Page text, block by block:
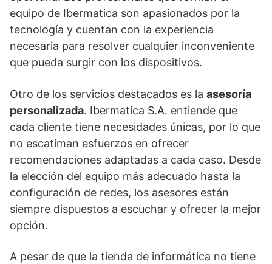
equipo de Ibermatica son apasionados por la
tecnología y cuentan con la experiencia
necesaria para resolver cualquier inconveniente
que pueda surgir con los dispositivos.
Otro de los servicios destacados es la asesoría
personalizada. Ibermatica S.A. entiende que
cada cliente tiene necesidades únicas, por lo que
no escatiman esfuerzos en ofrecer
recomendaciones adaptadas a cada caso. Desde
la elección del equipo más adecuado hasta la
configuración de redes, los asesores están
siempre dispuestos a escuchar y ofrecer la mejor
opción.
A pesar de que la tienda de informática no tiene